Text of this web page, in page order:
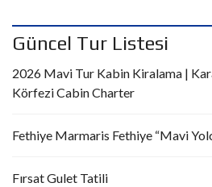
Güncel Tur Listesi
2026 Mavi Tur Kabin Kiralama |
Körfezi Cabin Charter
Fethiye Marmaris Fethiye “Mavi
Fırsat Gulet Tatili